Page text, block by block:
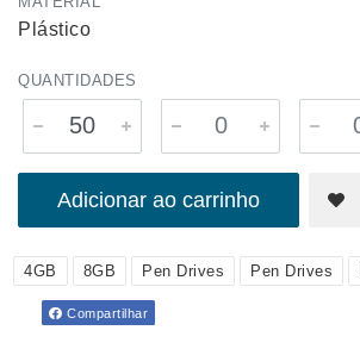
Plástico
QUANTIDADES
Adicionar ao carrinho
4GB 8GB Pen Drives Pen Drives
Compartilhar